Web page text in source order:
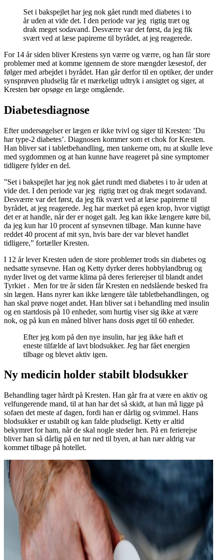
Set i bakspejlet har jeg nok gået rundt med diabetes i to
år uden at vide det. I den periode var jeg rigtig træt og
drak meget sodavand. Desværre var det først, da jeg fik
svært ved at læse papirerne til byrådet, at jeg reagerede.
For 14 år siden bliver Krestens syn værre og værre, og han får store
problemer med at komme igennem de store mængder læsestof, der
følger med arbejdet i byrådet. Han går derfor til en optiker, der under
synsprøven pludselig får et mærkeligt udtryk i ansigtet og siger, at
Kresten bør opsøge en læge omgående.
Diabetesdiagnose
Efter undersøgelser er lægen er ikke tvivl og siger til Kresten: ’Du
har type-2 diabetes’. Diagnosen kommer som et chok for Kresten.
Han bliver sat i tabletbehandling, men tankerne om, nu at skulle leve
med sygdommen og at han kunne have reageret på sine symptomer
tidligere fylder en del.
”Set i bakspejlet har jeg nok gået rundt med diabetes i to år uden at
vide det. I den periode var jeg rigtig træt og drak meget sodavand.
Desværre var det først, da jeg fik svært ved at læse papirerne til
byrådet, at jeg reagerede. Jeg har mærket på egen krop, hvor vigtigt
det er at handle, når der er noget galt. Jeg kan ikke længere køre bil,
da jeg kun har 10 procent af synsevnen tilbage. Man kunne have
reddet 40 procent af mit syn, hvis bare der var blevet handlet
tidligere,” fortæller Kresten.
I 12 år lever Kresten uden de store problemer trods sin diabetes og
nedsatte synsevne. Han og Ketty dyrker deres hobbylandbrug og
nyder livet og det varme klima på deres ferierejser til blandt andet
Tyrkiet . Men for tre år siden får Kresten en nedslående besked fra
sin lægen. Hans nyrer kan ikke længere tåle tabletbehandlingen, og
han skal prøve noget andet. Han bliver sat i behandling med insulin
og en startdosis på 10 enheder, som hurtig viser sig ikke at være
nok, og på kun en måned bliver hans dosis øget til 60 enheder.
Efter jeg kom på den nye insulin, har jeg ikke haft et
eneste tilfælde af lavt blodsukker. Jeg har fået energien
tilbage og blevet aktiv igen.
Ny medicin holder stabilt blodsukker
Behandling tager hårdt på Kresten. Han går fra at være en aktiv og
velfungerende mand, til at han har det så skidt, at han må ligge på
sofaen det meste af dagen, fordi han er dårlig og svimmel. Hans
blodsukker er ustabilt og kan falde pludseligt. Ketty er altid
bekymret for ham, når de skal nogle steder hen. På en ferierejse
bliver han så dårlig på en tur ned til byen, at han nær aldrig var
kommet tilbage på hotellet.